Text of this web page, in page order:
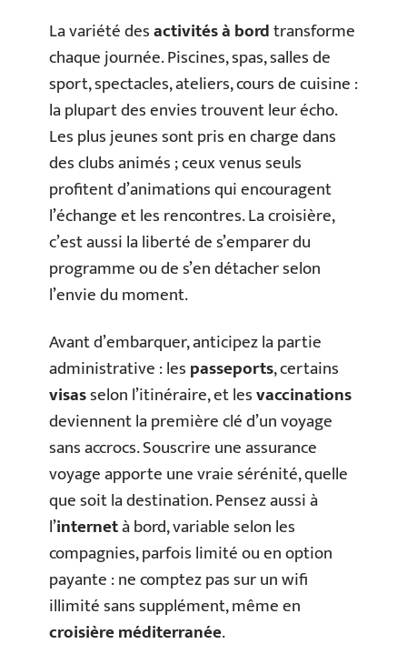
La variété desactivités à bordtransforme
chaque journée. Piscines, spas, salles de
sport, spectacles, ateliers, cours de cuisine :
la plupart des envies trouvent leur écho.
Les plus jeunes sont pris en charge dans
des clubs animés ; ceux venus seuls
profitent d’animations qui encouragent
l’échange et les rencontres. La croisière,
c’est aussi la liberté de s’emparer du
programme ou de s’en détacher selon
l’envie du moment.
Avant d’embarquer, anticipez la partie
administrative : lespasseports, certains
visasselon l’itinéraire, et lesvaccinations
deviennent la première clé d’un voyage
sans accrocs. Souscrire une assurance
voyage apporte une vraie sérénité, quelle
que soit la destination. Pensez aussi à
l’internetà bord, variable selon les
compagnies, parfois limité ou en option
payante : ne comptez pas sur un wifi
illimité sans supplément, même en
croisière méditerranée.